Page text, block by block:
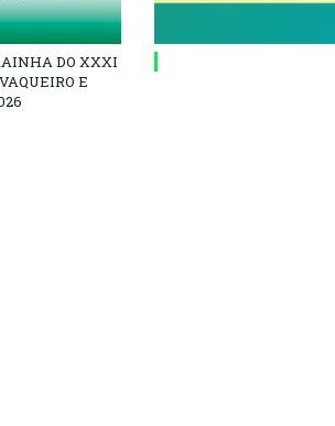
DO XXXI
E